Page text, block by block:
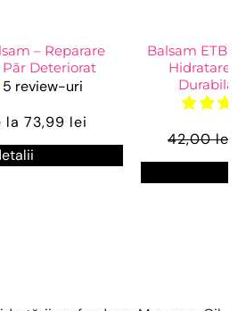
– Reparare
Deteriorat
5 review-uri
la 73,99 lei
Balsam ETB
Hidratare
Durabilă
42,00 lei